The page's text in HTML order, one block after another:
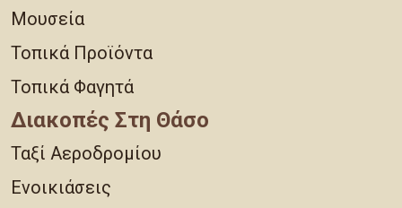
Μουσεία
Τοπικά Προϊόντα
Τοπικά Φαγητά
Διακοπές Στη Θάσο
Ταξί Αεροδρομίου
Ενοικιάσεις